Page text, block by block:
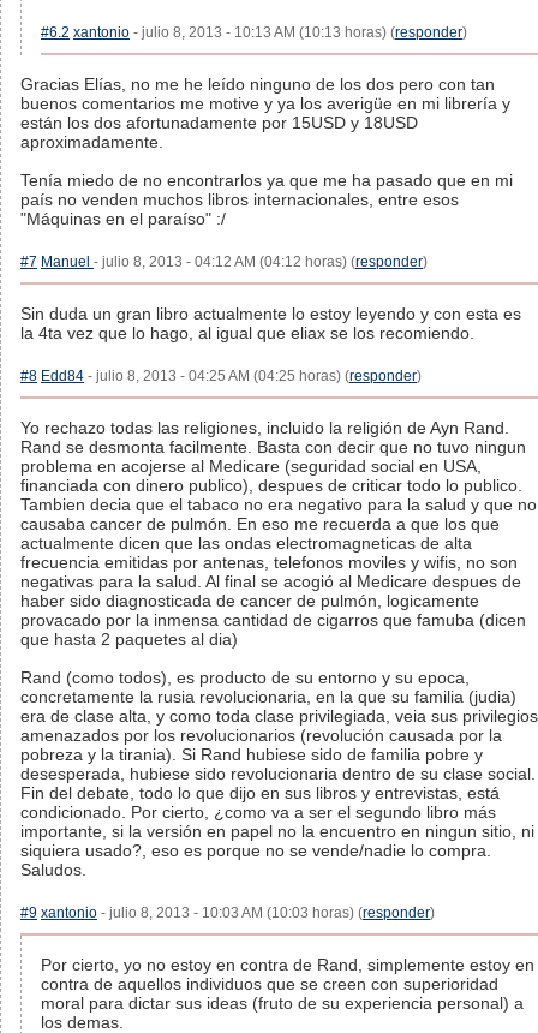
#6.2 xantonio - julio 8, 2013 - 10:13 AM (10:13 horas) (responder)
Gracias Elías, no me he leído ninguno de los dos pero con tan
buenos comentarios me motive y ya los averigüe en mi librería y
están los dos afortunadamente por 15USD y 18USD
aproximadamente.
Tenía miedo de no encontrarlos ya que me ha pasado que en mi
país no venden muchos libros internacionales, entre esos
"Máquinas en el paraíso" :/
#7 Manuel - julio 8, 2013 - 04:12 AM (04:12 horas) (responder)
Sin duda un gran libro actualmente lo estoy leyendo y con esta es
la 4ta vez que lo hago, al igual que eliax se los recomiendo.
#8 Edd84 - julio 8, 2013 - 04:25 AM (04:25 horas) (responder)
Yo rechazo todas las religiones, incluido la religión de Ayn Rand.
Rand se desmonta facilmente. Basta con decir que no tuvo ningun
problema en acojerse al Medicare (seguridad social en USA,
financiada con dinero publico), despues de criticar todo lo publico.
Tambien decia que el tabaco no era negativo para la salud y que no
causaba cancer de pulmón. En eso me recuerda a que los que
actualmente dicen que las ondas electromagneticas de alta
frecuencia emitidas por antenas, telefonos moviles y wifis, no son
negativas para la salud. Al final se acogió al Medicare despues de
haber sido diagnosticada de cancer de pulmón, logicamente
provacado por la inmensa cantidad de cigarros que famuba (dicen
que hasta 2 paquetes al dia)
Rand (como todos), es producto de su entorno y su epoca,
concretamente la rusia revolucionaria, en la que su familia (judia)
era de clase alta, y como toda clase privilegiada, veia sus privilegios
amenazados por los revolucionarios (revolución causada por la
pobreza y la tirania). Si Rand hubiese sido de familia pobre y
desesperada, hubiese sido revolucionaria dentro de su clase social.
Fin del debate, todo lo que dijo en sus libros y entrevistas, está
condicionado. Por cierto, ¿como va a ser el segundo libro más
importante, si la versión en papel no la encuentro en ningun sitio, ni
siquiera usado?, eso es porque no se vende/nadie lo compra.
Saludos.
#9 xantonio - julio 8, 2013 - 10:03 AM (10:03 horas) (responder)
Por cierto, yo no estoy en contra de Rand, simplemente estoy en
contra de aquellos individuos que se creen con superioridad
moral para dictar sus ideas (fruto de su experiencia personal) a
los demas.